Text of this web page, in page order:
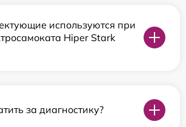
используются при
Hiper Stark
за диагностику?